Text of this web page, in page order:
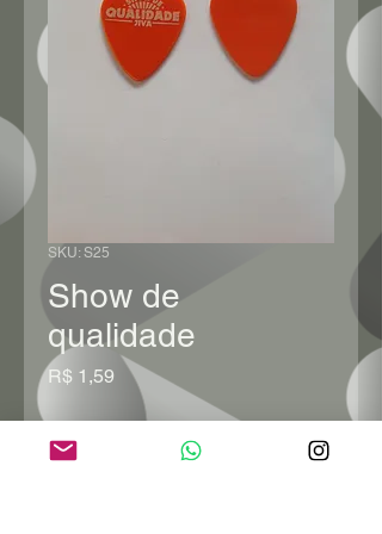
SKU: S25
Show de
qualidade
R$ 1,59 Preço
Quantidade *